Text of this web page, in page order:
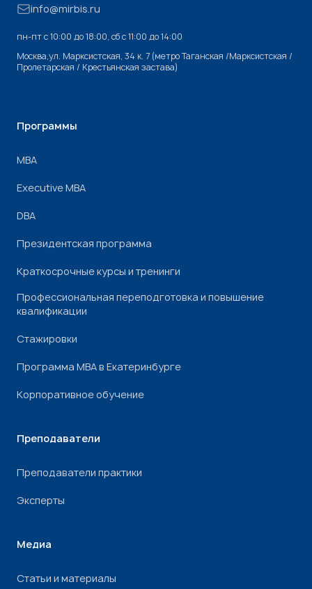
info@mirbis.ru
пн-пт с 10:00 до 18:00, cб с 11:00 до 14:00
Москва,ул. Марксистская, 34 к. 7 (метро Таганская /Марксистская /
Пролетарская / Крестьянская застава)
Программы
МВА
Executive MBA
DBA
Президентская программа
Краткосрочные курсы и тренинги
Профессиональная переподготовка и повышение
квалификации
Стажировки
Программа МВА в Екатеринбурге
Корпоративное обучение
Преподаватели
Преподаватели практики
Эксперты
Медиа
Статьи и материалы